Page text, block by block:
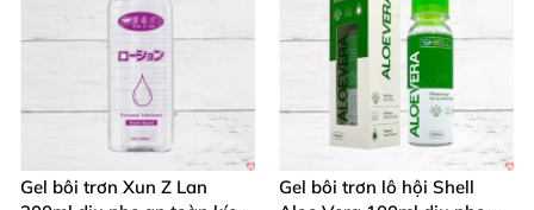
Gel bôi trơn Xun Z Lan
Gel bôi trơn lô hội Shell